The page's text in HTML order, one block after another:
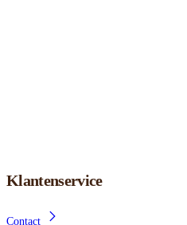
Klantenservice
Contact